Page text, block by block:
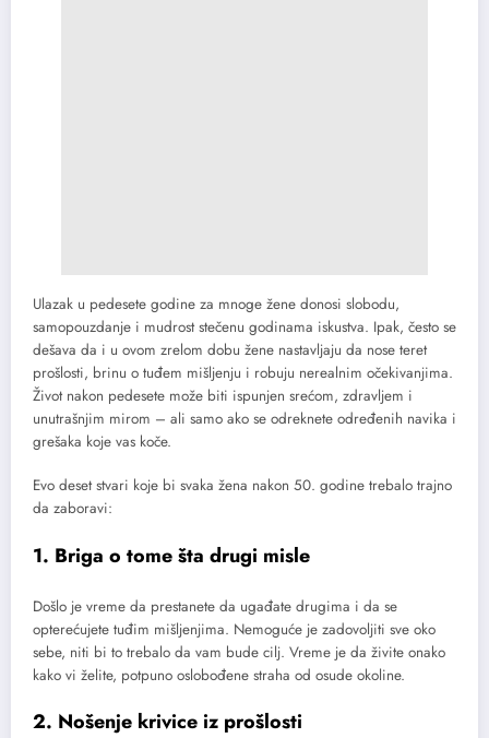
Ulazak u pedesete godine za mnoge žene donosi slobodu,
samopouzdanje i mudrost stečenu godinama iskustva. Ipak, često se
dešava da i u ovom zrelom dobu žene nastavljaju da nose teret
prošlosti, brinu o tuđem mišljenju i robuju nerealnim očekivanjima.
Život nakon pedesete može biti ispunjen srećom, zdravljem i
unutrašnjim mirom – ali samo ako se odreknete određenih navika i
grešaka koje vas koče.
Evo deset stvari koje bi svaka žena nakon 50. godine trebalo trajno
da zaboravi:
1. Briga o tome šta drugi misle
Došlo je vreme da prestanete da ugađate drugima i da se
opterećujete tuđim mišljenjima. Nemoguće je zadovoljiti sve oko
sebe, niti bi to trebalo da vam bude cilj. Vreme je da živite onako
kako vi želite, potpuno oslobođene straha od osude okoline.
2. Nošenje krivice iz prošlosti